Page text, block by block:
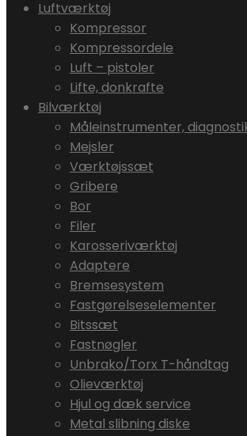
Luftværktøj
Kompressor
Kompressordele
Luft – pistoler
Lifte, donkrafte
Bilværktøj
Måleinstrumenter,
Mejsler
Værktøjssæt
Gribere
Bor
Filer
Karosseriværktøj
Adaptere
Bremsesystem
Fastgørelseselementer
Bitssæt
Fastnøgler
Unbrako/Torx T-håndtag
Olieværktøj
Hjul og dæk service
Metal slibning diske